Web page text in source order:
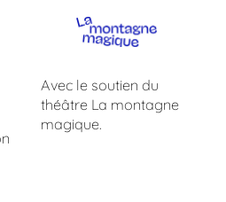
Avec le soutien du
théâtre La montagne
magique.